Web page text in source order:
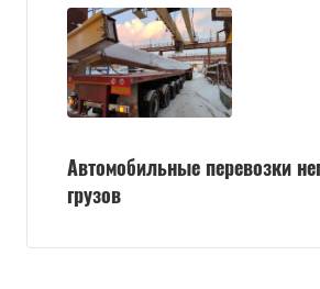
Автомобильные перевозки
грузов